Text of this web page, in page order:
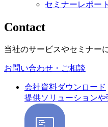
セミナーレポート
Contact
当社のサービスやセミナー
お問い合わせ・ご相談
会社資料ダウンロード
提供ソリューションや